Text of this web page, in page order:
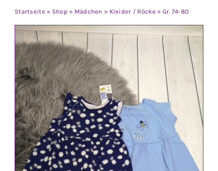
Mädchen
Accesoires
Schuhe / Socken
Spielzeug
Babyausstattung
Startseite » Shop » Mädchen » Kleider / Röcke » Gr. 74-80